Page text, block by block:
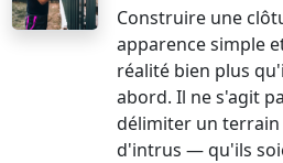
Construire une
apparence simple
réalité bien plus
abord. Il ne s'agit
délimiter un
d'intrus — qu'ils